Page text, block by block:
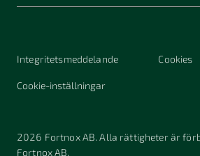
Integritetsmeddelande Cookies
Cookie-inställningar
2026 Fortnox AB. Alla rättigheter är
Fortnox AB.